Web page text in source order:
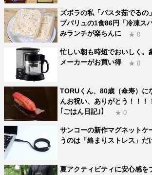
ズボラの私「パスタ茹でるの
プバリュの1食86円「冷凍ス
みランチが楽ちんに
★ 0
忙しい朝も時短でおいしく。
メーカーがお買い得
★ 0
TORUくん、80歳（傘寿）に
んお祝い、ありがとう！！！
｢ごはん日記｣】
★ 0
サンコーの新作マグネットケ
うのは「絡まりストレス」だ
夏アクティビティに安心感を